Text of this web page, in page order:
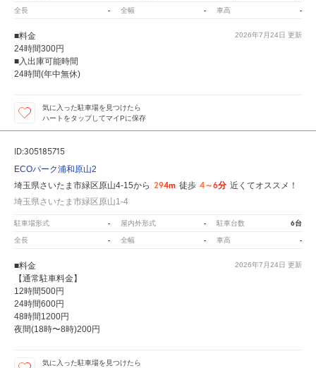
全長 - 全幅 - 車高 -
2026年7月24日 更新
■料金
24時間300円
■入出庫可能時間
24時間(年中無休)
気に入った駐車場を見つけたら
ハートをタップしてマイPに保存
ID:305185715
ECOパーク浦和原山2
埼玉県さいたま市緑区原山4-15から 294m 徒歩 4～6分 近くてオススメ！
埼玉県さいたま市緑区原山1-4
駐車場形式 - 屋内外形式 - 駐車台数 6台
全長 - 全幅 - 車高 -
2026年7月24日 更新
■料金
【通常駐車料金】
12時間500円
24時間600円
48時間1200円
夜間(18時〜8時)200円
気に入った駐車場を見つけたら